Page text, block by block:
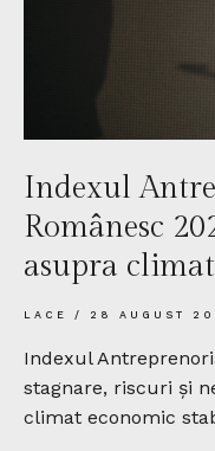
Indexul
Românesc
asupra
LACE 28 AUGUST
Indexul
stagnare, riscuri și
climat economic